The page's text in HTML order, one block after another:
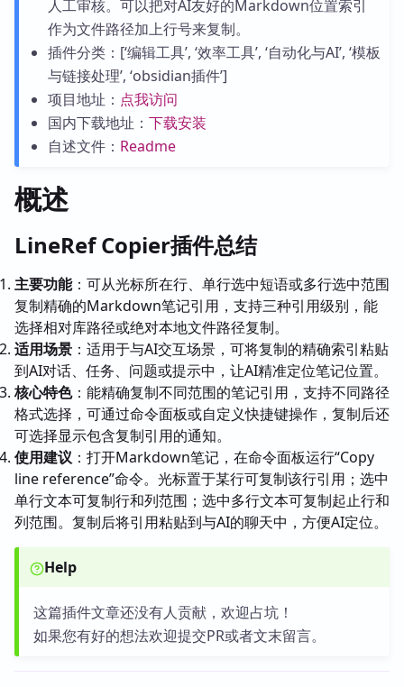
人工审核。可以把对AI友好的Markdown位置索引
作为文件路径加上行号来复制。
插件分类：[‘编辑工具’, ‘效率工具’, ‘自动化与AI’, ‘模板
与链接处理’, ‘obsidian插件’]
项目地址： 点我访问
国内下载地址： 下载安装
自述文件： Readme
概述
LineRef Copier插件总结
主要功能：可从光标所在行、单行选中短语或多行选中范围
复制精确的Markdown笔记引用，支持三种引用级别，能
选择相对库路径或绝对本地文件路径复制。
适用场景 ：适用于与AI交互场景，可将复制的精确索引粘贴
到AI对话、任务、问题或提示中，让AI精准定位笔记位置。
核心特色：能精确复制不同范围的笔记引用，支持不同路径
格式选择，可通过命令面板或自定义快捷键操作，复制后还
可选择显示包含复制引用的通知。
使用建议 ：打开Markdown笔记，在命令面板运行“Copy
line reference”命令。光标置于某行可复制该行引用；选中
单行文本可复制行和列范围；选中多行文本可复制起止行和
列范围。复制后将引用粘贴到与AI的聊天中，方便AI定位。
Help
这篇插件文章还没有人贡献，欢迎占坑！
如果您有好的想法欢迎提交PR或者文末留言。